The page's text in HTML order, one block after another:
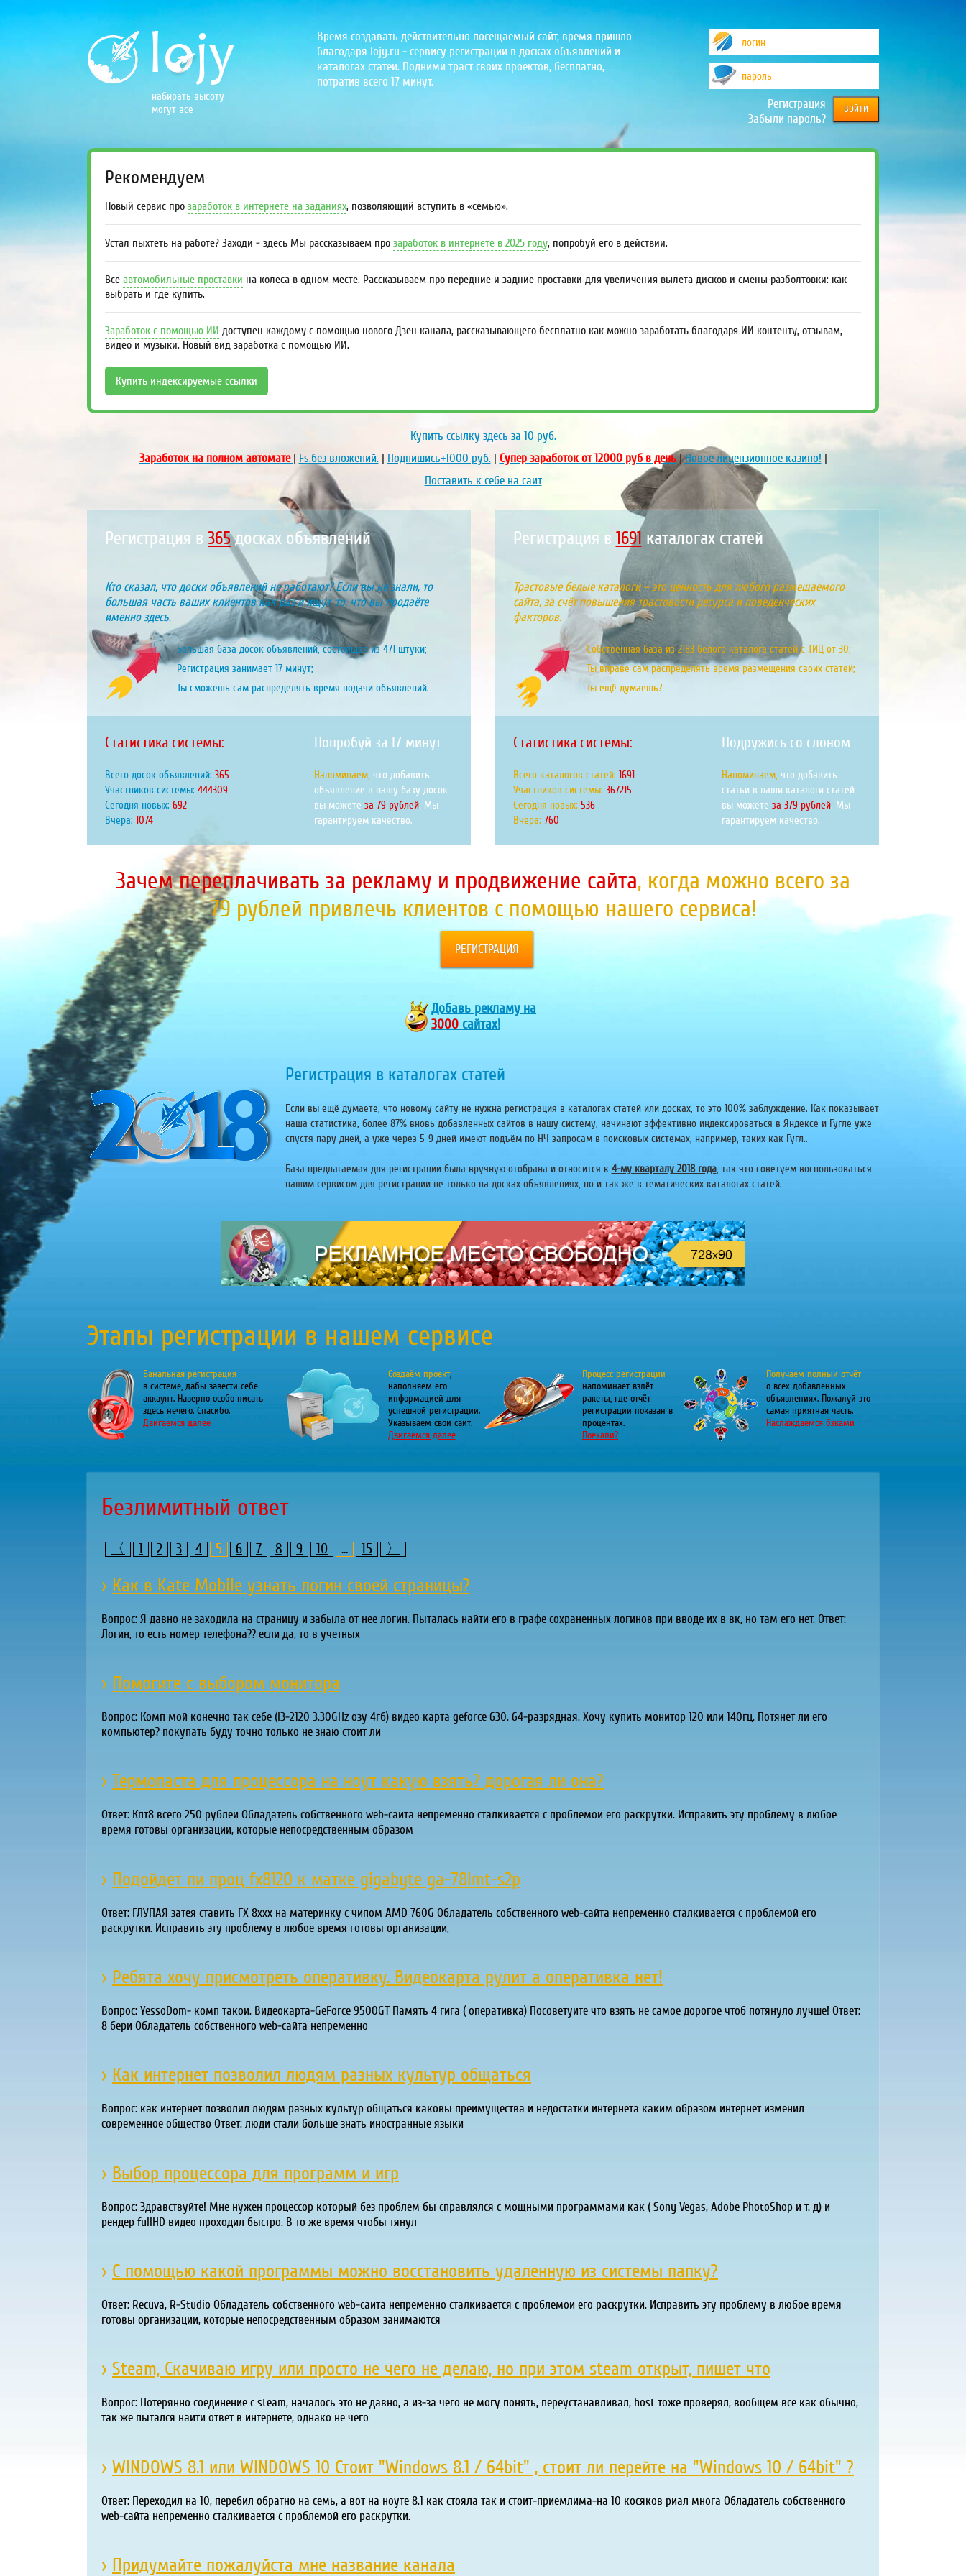
набирать высоту
могут все
Время создавать действительно посещаемый сайт, время пришло
благодаря lojy.ru - сервису регистрации в досках объявлений и
каталогах статей. Подними траст своих проектов, бесплатно,
потратив всего 17 минут.
Регистрация
Забыли пароль?
Рекомендуем
Новый сервис про заработок в интернете на заданиях, позволяющий вступить в «семью».
Устал пыхтеть на работе? Заходи - здесь Мы рассказываем про заработок в интернете в 2025 году, попробуй его в действии.
Все автомобильные проставки на колеса в одном месте. Рассказываем про передние и задние проставки для увеличения вылета дисков и смены разболтовки: как
выбрать и где купить.
Заработок с помощью ИИ доступен каждому с помощью нового Дзен канала, рассказывающего бесплатно как можно заработать благодаря ИИ контенту, отзывам,
видео и музыки. Новый вид заработка с помощью ИИ.
Купить индексируемые ссылки
Купить ссылку здесь за 10 руб.
Заработок на полном автомате| Fs.без вложений.| Подпишись+1000 руб.| Супер заработок от 12000 руб в день|Новое лицензионное казино! |
Поставить к себе на сайт
Регистрация в 423досках объявлений
Кто сказал, что доски объявлений не работают? Если вы не знали, то
большая часть ваших клиентов как раз и ищут, то, что вы продаёте
именно здесь.
Большая база досок объявлений, состоящая из 471 штуки;
Регистрация занимает 17 минут;
Ты сможешь сам распределять время подачи объявлений.
Статистика системы:
Всего досок объявлений: 423
Участников системы: 515706
Сегодня новых: 803
Вчера: 1246
Попробуй за 17 минут
Напоминаем, что добавить
объявление в нашу базу досок
вы можете за 79 рублей. Мы
гарантируем качество.
Регистрация в 1963 каталогах статей
Трастовые белые каталоги – это ценность для любого размещаемого
сайта, за счёт повышения трастовости ресурса и поведенческих
факторов.
Собственная база из 2183 белого каталога статей с ТИЦ от 30;
Ты вправе сам распределять время размещения своих статей;
Ты ещё думаешь?
Статистика системы:
Всего каталогов статей: 1963
Участников системы: 426224
Сегодня новых: 622
Вчера: 882
Подружись со слоном
Напоминаем, что добавить
статьи в наши каталоги статей
вы можетеза 379 рублей. Мы
гарантируем качество.
Зачем переплачивать за рекламу и продвижение сайта, когда можно всего за
79 рублей привлечь клиентов с помощью нашего сервиса!
РЕГИСТРАЦИЯ
Добавь рекламу на
3000 сайтах!
Регистрация в каталогах статей
Если вы ещё думаете, что новому сайту не нужна регистрация в каталогах статей или досках, то это 100% заблуждение. Как показывает
наша статистика, более 87% вновь добавленных сайтов в нашу систему, начинают эффективно индексироваться в Яндексе и Гугле уже
спустя пару дней, а уже через 5-9 дней имеют подъём по НЧ запросам в поисковых системах, например, таких как Гугл..
База предлагаемая для регистрации была вручную отобрана и относится к 4-му кварталу 2018 года, так что советуем воспользоваться
нашим сервисом для регистрации не только на досках объявлениях, но и так же в тематических каталогах статей.
Этапы регистрации в нашем сервисе
Банальная регистрация
в системе, дабы завести себе
аккаунт. Наверно особо писать
здесь нечего. Спасибо.
Двигаемся далее
Создаём проект,
наполняем его
информацией для
успешной регистрации.
Указываем свой сайт.
Двигаемся далее
Процесс регистрации
напоминает взлёт
ракеты, где отчёт
регистрации показан в
процентах.
Поехали?
Получаем полный отчёт
о всех добавленных
объявлениях. Пожалуй это
самая приятная часть.
Наслаждаемся бэками
Безлимитный ответ
〈 1 2 3 4 5 6 7 8 9 10 ... 15 〉
› Как в Kate Mobile узнать логин своей страницы?
Вопрос: Я давно не заходила на страницу и забыла от нее логин. Пыталась найти его в графе сохраненных логинов при вводе их в вк, но там его нет. Ответ:
Логин, то есть номер телефона?? если да, то в учетных
› Помогите с выбором монитора
Вопрос: Комп мой конечно так себе (i3-2120 3.30GHz озу 4гб) видео карта geforce 630. 64-разрядная. Хочу купить монитор 120 или 140гц. Потянет ли его
компьютер? покупать буду точно только не знаю стоит ли
› Термопаста для процессора на ноут какую взять? дорогая ли она?
Ответ: Кпт8 всего 250 рублей Обладатель собственного web-сайта непременно сталкивается с проблемой его раскрутки. Исправить эту проблему в любое
время готовы организации, которые непосредственным образом
› Подойдет ли проц fx8120 к матке gigabyte ga-78lmt-s2p
Ответ: ГЛУПАЯ затея ставить FX 8xxx на материнку с чипом AMD 760G Обладатель собственного web-сайта непременно сталкивается с проблемой его
раскрутки. Исправить эту проблему в любое время готовы организации,
› Ребята хочу присмотреть оперативку. Видеокарта рулит а оперативка нет!
Вопрос: YessoDom- комп такой. Видеокарта-GeForce 9500GT Память 4 гига ( оперативка) Посоветуйте что взять не самое дорогое чтоб потянуло лучше! Ответ:
8 бери Обладатель собственного web-сайта непременно
› Как интернет позволил людям разных культур общаться
Вопрос: как интернет позволил людям разных культур общаться каковы преимущества и недостатки интернета каким образом интернет изменил
современное общество Ответ: люди стали больше знать иностранные языки
› Выбор процессора для программ и игр
Вопрос: Здравствуйте! Мне нужен процессор который без проблем бы справлялся с мощными программами как ( Sony Vegas, Adobe PhotoShop и т. д) и
рендер fullHD видео проходил быстро. В то же время чтобы тянул
› С помощью какой программы можно восстановить удаленную из системы папку?
Ответ: Recuva, R-Studio Обладатель собственного web-сайта непременно сталкивается с проблемой его раскрутки. Исправить эту проблему в любое время
готовы организации, которые непосредственным образом занимаются
› Steam, Скачиваю игру или просто не чего не делаю, но при этом steam открыт, пишет что
Вопрос: Потерянно соединение с steam, началось это не давно, а из-за чего не могу понять, переустанавливал, host тоже проверял, вообщем все как обычно,
так же пытался найти ответ в интернете, однако не чего
› WINDOWS 8.1 или WINDOWS 10 Стоит "Windows 8.1 / 64bit" , стоит ли перейте на "Windows 10 / 64bit" ?
Ответ: Переходил на 10, перебил обратно на семь, а вот на ноуте 8.1 как стояла так и стоит-приемлима-на 10 косяков риал многа Обладатель собственного
web-сайта непременно сталкивается с проблемой его раскрутки.
› Придумайте пожалуйста мне название канала